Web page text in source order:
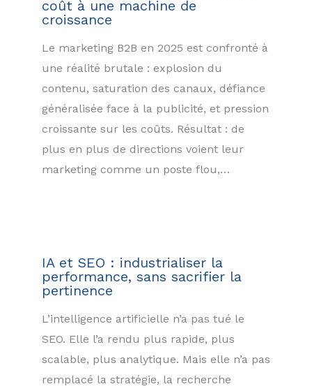
coût à une machine de
croissance
Le marketing B2B en 2025 est confronté à
une réalité brutale : explosion du
contenu, saturation des canaux, défiance
généralisée face à la publicité, et pression
croissante sur les coûts. Résultat : de
plus en plus de directions voient leur
marketing comme un poste flou,…
IA et SEO : industrialiser la
performance, sans sacrifier la
pertinence
L’intelligence artificielle n’a pas tué le
SEO. Elle l’a rendu plus rapide, plus
scalable, plus analytique. Mais elle n’a pas
remplacé la stratégie, la recherche